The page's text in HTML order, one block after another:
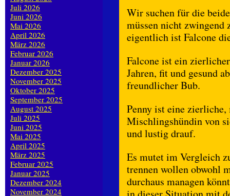
Wir suchen für die
müssen nicht zwingend
eigentlich ist Falcone
Falcone ist ein
Jahren, fit und gesund
freundlicher Bub.
Penny ist eine
Mischlingshündin von
und lustig drauf.
Es mutet im Vergleich
trennen wollen obwohl
durchaus managen
Juli 2026
Juni 2026
Mai 2026
April 2026
März 2026
Februar 2026
Januar 2026
Dezember 2025
November 2025
Oktober 2025
September 2025
August 2025
Juli 2025
Juni 2025
Mai 2025
April 2025
März 2025
Februar 2025
Januar 2025
Dezember 2024
November 2024